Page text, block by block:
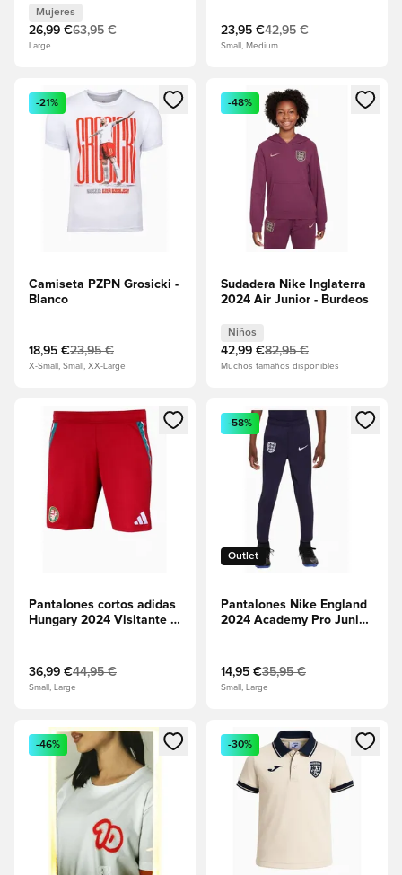
Mujeres
26,99 €63,95 €
Large
23,95 €42,95 €
Small, Medium
Abre un modal para iniciar sesión o registrarse como
-21%
Camiseta PZPN Grosicki -
Blanco
18,95 €23,95 €
X-Small, Small, XX-Large
Abre un modal para iniciar
-48%
Sudadera Nike Inglaterra
2024 Air Junior - Burdeos
Niños
42,99 €82,95 €
Muchos tamaños disponibles
Abre un modal para iniciar sesión o registrarse como
Pantalones cortos adidas
Hungary 2024 Visitante -
36,99 €44,95 €
Small, Large
Abre un modal para iniciar
Outlet
-58%
Pantalones Nike England
2024 Academy Pro Junior
14,95 €35,95 €
Small, Large
Abre un modal para iniciar sesión o registrarse como
-46%
Abre un modal para iniciar
-30%